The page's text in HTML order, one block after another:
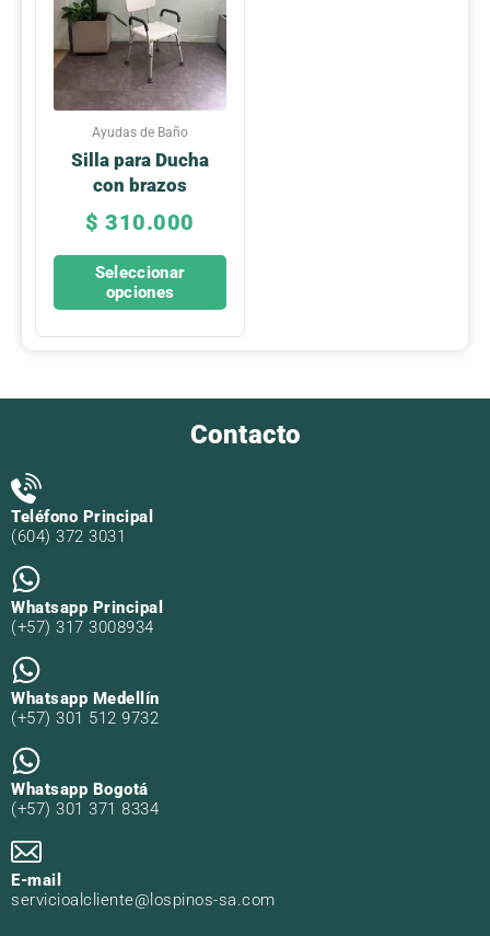
Ayudas de Baño
Silla para Ducha
con brazos
$ 310.000
Seleccionar
opciones
múltiples
variantes.
Las
opciones
se
pueden
elegir
en
la
de
producto
Contacto
Teléfono Principal
(604) 372 3031
Whatsapp Principal
(+57) 317 3008934
Whatsapp Medellín
(+57) 301 512 9732
Whatsapp Bogotá
(+57) 301 371 8334
E-mail
servicioalcliente@lospinos-sa.com